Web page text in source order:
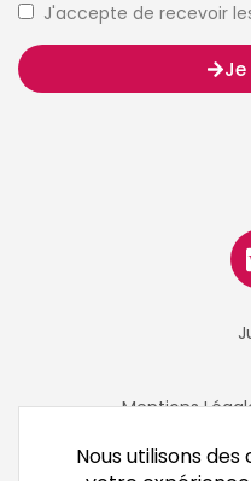
J'accepte de recevoir
Mentions
Nous utilisons